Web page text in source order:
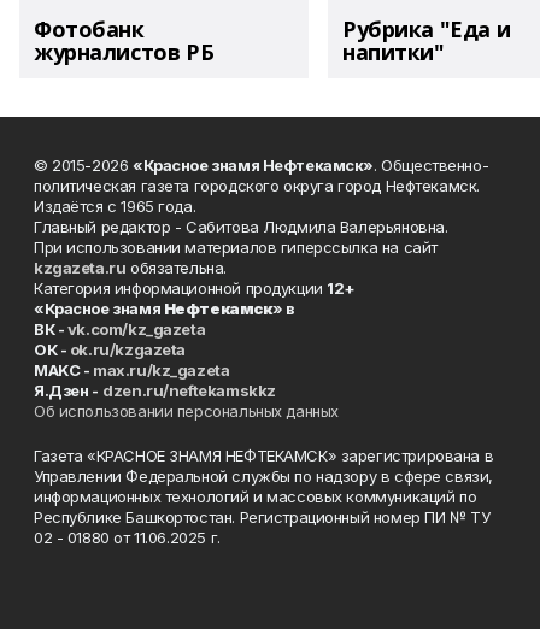
Фотобанк
журналистов РБ
Рубрика "Еда и
напитки"
© 2015-2026 «Красное знамя Нефтекамск». Общественно-
политическая газета городского округа город Нефтекамск.
Издаётся с 1965 года.
Главный редактор - Сабитова Людмила Валерьяновна.
При использовании материалов гиперссылка на сайт
kzgazeta.ru обязательна.
Категория информационной продукции 12+
«Красное знамя Нефтекамск» в
ВК -vk.com/kz_gazeta
ОК - ok.ru/kzgazeta
MAKC - max.ru/kz_gazeta
Я.Дзен - dzen.ru/neftekamskkz
Об использовании персональных данных
Газета «КРАСНОЕ ЗНАМЯ НЕФТЕКАМСК» зарегистрирована в
Управлении Федеральной службы по надзору в сфере связи,
информационных технологий и массовых коммуникаций по
Республике Башкортостан. Регистрационный номер ПИ № ТУ
02 - 01880 от 11.06.2025 г.